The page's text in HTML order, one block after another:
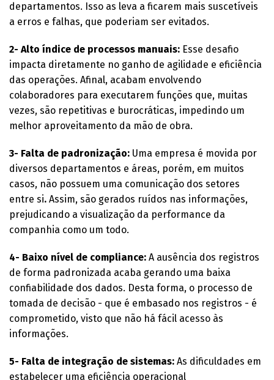
departamentos. Isso as leva a ficarem mais suscetíveis
a erros e falhas, que poderiam ser evitados.
2- Alto índice de processos manuais: Esse desafio
impacta diretamente no ganho de agilidade e eficiência
das operações. Afinal, acabam envolvendo
colaboradores para executarem funções que, muitas
vezes, são repetitivas e burocráticas, impedindo um
melhor aproveitamento da mão de obra.
3- Falta de padronização: Uma empresa é movida por
diversos departamentos e áreas, porém, em muitos
casos, não possuem uma comunicação dos setores
entre si. Assim, são gerados ruídos nas informações,
prejudicando a visualização da performance da
companhia como um todo.
4- Baixo nível de compliance: A ausência dos registros
de forma padronizada acaba gerando uma baixa
confiabilidade dos dados. Desta forma, o processo de
tomada de decisão - que é embasado nos registros - é
comprometido, visto que não há fácil acesso às
informações.
5- Falta de integração de sistemas: As dificuldades em
estabelecer uma eficiência operacional